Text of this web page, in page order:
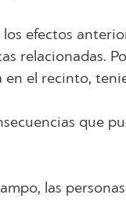
efectos
relacionadas.
el recinto,
que
las